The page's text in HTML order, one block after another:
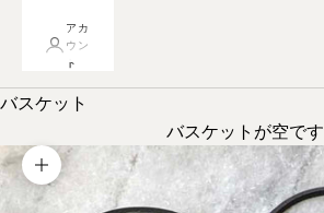
アカ
ウン
ト
バスケット
バスケットが空です
画像を拡大する